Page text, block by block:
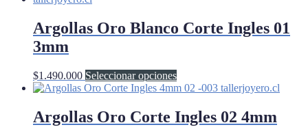
en
la
producto
variantes.
Las
pueden
elegir
en
la
página
Argollas Oro Blanco Corte Ingles 01
3mm
$1.490.000 Seleccionar opcionesEste
producto
múltiples
variantes.
Argollas Oro Corte Ingles 02 4mm